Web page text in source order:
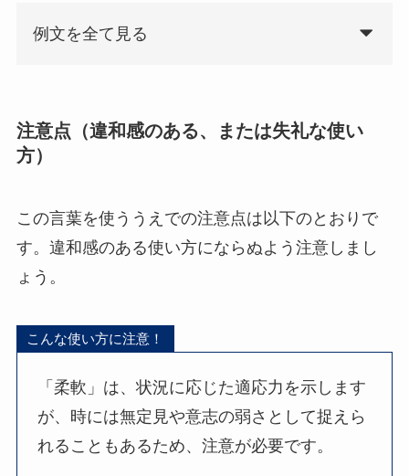
例文を全て見る
注意点（違和感のある、または失礼な使い
方）
この言葉を使ううえでの注意点は以下のとおりで
す。違和感のある使い方にならぬよう注意しまし
ょう。
こんな使い方に注意！
「柔軟」は、状況に応じた適応力を示します
が、時には無定見や意志の弱さとして捉えら
れることもあるため、注意が必要です。